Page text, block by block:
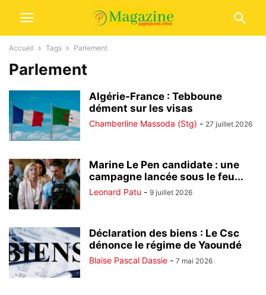
Accueil Tags Parlement
Parlement
Algérie-France : Tebboune
dément sur les visas
Chamberline Massoda (Stg) - 27 juillet 2026
Marine Le Pen candidate : une
campagne lancée sous le feu...
Leonard Patu - 9 juillet 2026
Déclaration des biens : Le Csc
dénonce le régime de Yaoundé
Blaise Pascal Dassie - 7 mai 2026